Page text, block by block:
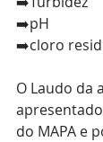
➡️pH
➡️cloro
O Laudo da
do MAPA e